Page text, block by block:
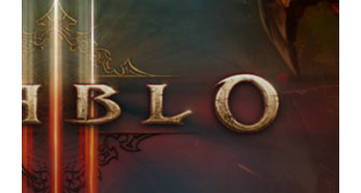
monopolio
asumido